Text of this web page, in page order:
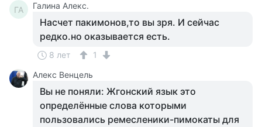
ГА Галина Алекс.
Насчет пакимонов,то вы зря. И сейчас
редко.но оказывается есть.
8 лет
1
Алекс Венцель
Вы не поняли: Жгонский язык это
определённые слова которыми
пользовались ремесленики-пимокаты для